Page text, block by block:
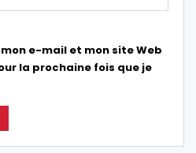
e-mail et mon site Web
la prochaine fois que je